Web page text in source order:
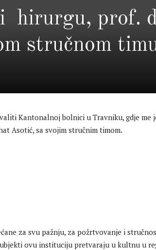
hirurgu, prof.
stručnom
Kantonalnoj bolnici u Travniku, gdje me
Asotić, sa svojim stručnim timom.
za svu pažnju, za požrtvovanje i
ovu instituciju pretvaraju u kultnu u